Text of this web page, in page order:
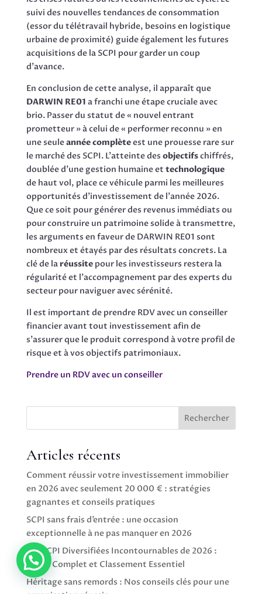
suivi des nouvelles tendances de consommation
(essor du télétravail hybride, besoins en logistique
urbaine de proximité) guide également les futures
acquisitions de la SCPI pour garder un coup
d’avance.
En conclusion de cette analyse, il apparaît que
DARWIN RE01 a franchi une étape cruciale avec
brio. Passer du statut de « nouvel entrant
prometteur » à celui de « performer reconnu » en
une seuleannée complèteest une prouesse rare sur
le marché des SCPI. L’atteinte des objectifschiffrés,
doublée d’une gestion humaine et technologique
de haut vol, place ce véhicule parmi les meilleures
opportunités d’investissement de l’année 2026.
Que ce soit pour générer des revenus immédiats ou
pour construire un patrimoine solide à transmettre,
les arguments en faveur de DARWIN RE01 sont
nombreux et étayés par des résultats concrets. La
clé de la réussitepour les investisseurs restera la
régularité et l’accompagnement par des experts du
secteur pour naviguer avec sérénité.
Il est important de prendre RDV avec un conseiller
financier avant tout investissement afin de
s’assurer que le produit correspond à votre profil de
risque et à vos objectifs patrimoniaux.
Prendre un RDV avec un conseiller
Rechercher
Articles récents
Comment réussir votre investissement immobilier
en 2026 avec seulement 20 000 € : stratégies
gagnantes et conseils pratiques
SCPI sans frais d’entrée : une occasion
exceptionnelle à ne pas manquer en 2026
Les SCPI Diversifiées Incontournables de 2026 :
Guide Complet et Classement Essentiel
Héritage sans remords : Nos conseils clés pour une